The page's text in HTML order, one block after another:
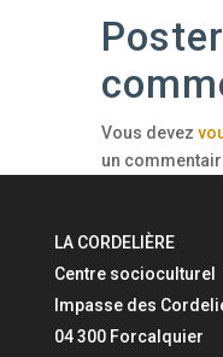
Vous devez
un
LA CORDELIÈRE
Centre socioculturel
Impasse des
04 300 Forcalquier